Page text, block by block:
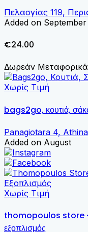
Πελασγίας 119,
Added on September
€24.00
Δωρεάν
Χωρίς Τιμή
bags2go, κουτιά,
Panagiotara 4,
Added on August
Χωρίς Τιμή
thomopoulos store -
εξοπλισμός